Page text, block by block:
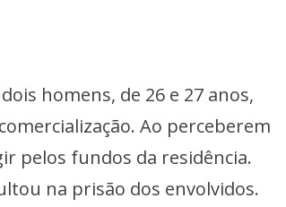
homens, de 26 e 27 anos,
Ao perceberem
pelos fundos da residência.
na prisão dos envolvidos.